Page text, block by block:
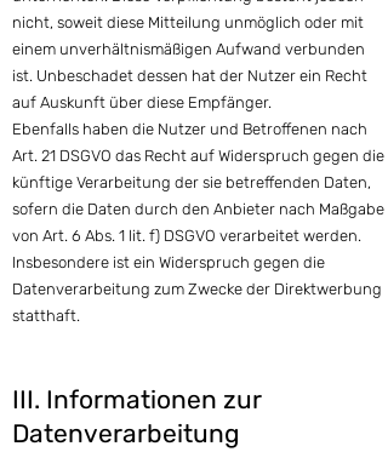
nicht, soweit diese Mitteilung unmöglich oder mit
einem unverhältnismäßigen Aufwand verbunden
ist. Unbeschadet dessen hat der Nutzer ein Recht
auf Auskunft über diese Empfänger.
Ebenfalls haben die Nutzer und Betroffenen nach
Art. 21 DSGVO das Recht auf Widerspruch gegen die
künftige Verarbeitung der sie betreffenden Daten,
sofern die Daten durch den Anbieter nach Maßgabe
von Art. 6 Abs. 1 lit. f) DSGVO verarbeitet werden.
Insbesondere ist ein Widerspruch gegen die
Datenverarbeitung zum Zwecke der Direktwerbung
statthaft.
III. Informationen zur
Datenverarbeitung